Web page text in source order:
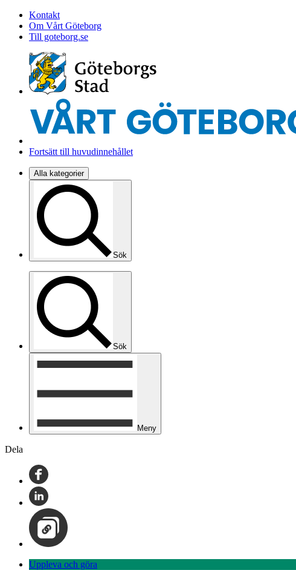
Kontakt
Om Vårt Göteborg
Till goteborg.se
Fortsätt till huvudinnehållet
Alla kategorier
Sök
Sök
Meny
Dela
Uppleva och göra